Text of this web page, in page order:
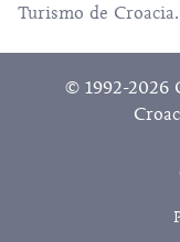
Turismo de Croacia.
© 1992-2026